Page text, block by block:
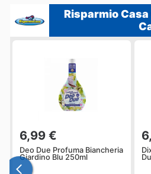
Risparmio
6,99 €
Deo Due Profuma Biancheria
Giardino Blu 250ml